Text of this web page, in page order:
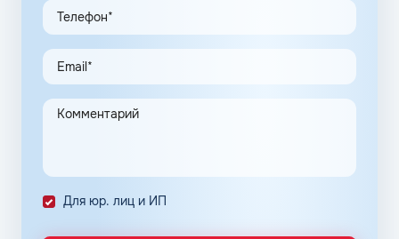
предпринимателей. Заправочные карты для ИП
значительно упрощают выполнение задач в области
транспортной логистики.
Автоматизация процессов транспортной логистики
помогает упростить работу сотрудников, сократить
количество поставленных задач и трудозатрат на их
Снизить расходы на топливо помогает контроль
расходов, который осуществляется в упрощенном
Для юр. лиц и ИП